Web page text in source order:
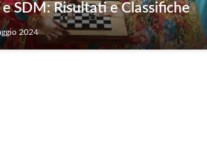
e SDM: Risultati e Classifiche
2024